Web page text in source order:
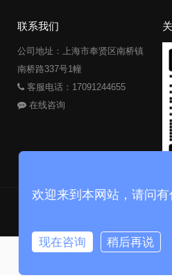
联系我们
公司地址：上海市奉贤区南桥镇
南桥路337号1幢
客服电话：17091244655
在线咨询
欢迎来到本网站，请问有
现在咨询 稍后再说